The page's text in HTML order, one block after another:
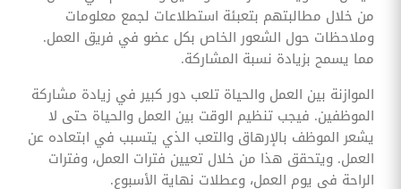
من خلال مطالبتهم بتعبئة استطلاعات لجمع معلومات
وملاحظات حول الشعور الخاص بكل عضو في فريق العمل.
مما يسمح بزيادة نسبة المشاركة.
الموازنة بين العمل والحياة تلعب دور كبير في زيادة مشاركة
الموظفين. فيجب تنظيم الوقت بين العمل والحياة حتى لا
يشعر الموظف بالإرهاق والتعب الذي يتسبب في ابتعاده عن
العمل. ويتحقق هذا من خلال تعيين فترات العمل، وفترات
الراحة في يوم العمل، وعطلات نهاية الأسبوع.